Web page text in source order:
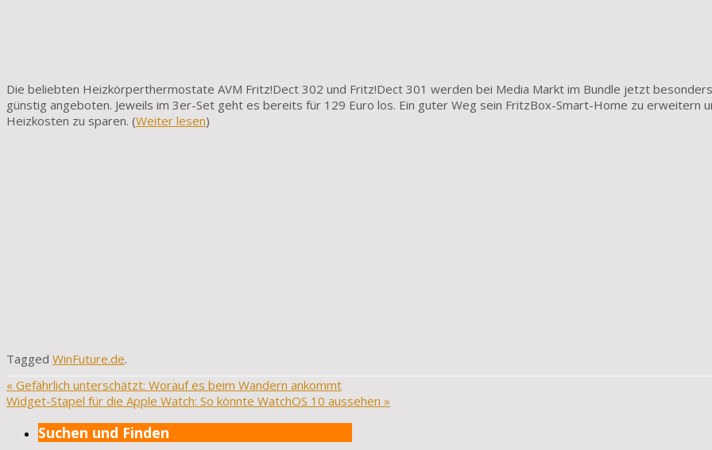
Die beliebten Heizkörperthermostate AVM Fritz!Dect 302 und Fritz!Dect 301 werden bei Media Markt im Bundle jetzt besonders
günstig angeboten. Jeweils im 3er-Set geht es bereits für 129 Euro los. Ein guter Weg sein FritzBox-Smart-Home zu erweitern
Heizkosten zu sparen. (Weiter lesen)
Tagged WinFuture.de.
« Gefährlich unterschätzt: Worauf es beim Wandern ankommt
Widget-Stapel für die Apple Watch: So könnte WatchOS 10 aussehen »
Suchen und Finden